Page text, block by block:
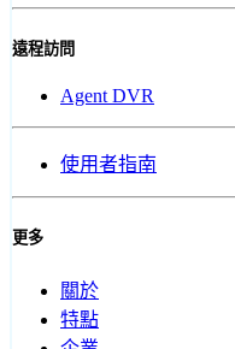
遠程訪問
Agent DVR
使用者指南
更多
關於
特點